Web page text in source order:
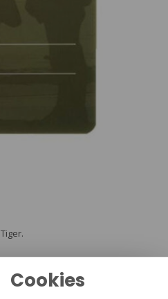
Cookies